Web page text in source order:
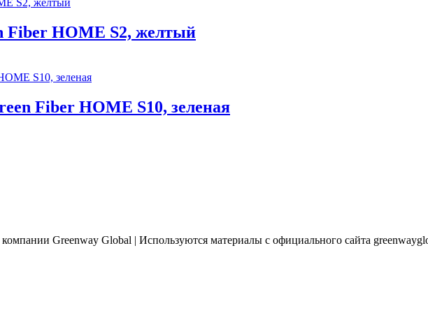
Fiber HOME S2, желтый
Fiber HOME S10, зеленая
компании Greenway Global | Используются материалы с официального сайта